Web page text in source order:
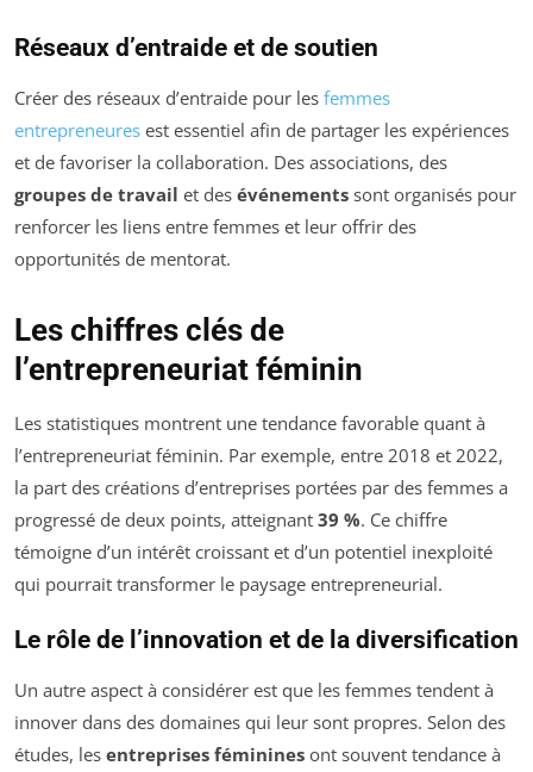
Réseaux d’entraide et de soutien
Créer des réseaux d’entraide pour les femmes
entrepreneures est essentiel afin de partager les expériences
et de favoriser la collaboration. Des associations, des
groupes de travail et des événements sont organisés pour
renforcer les liens entre femmes et leur offrir des
opportunités de mentorat.
Les chiffres clés de
l’entrepreneuriat féminin
Les statistiques montrent une tendance favorable quant à
l’entrepreneuriat féminin. Par exemple, entre 2018 et 2022,
la part des créations d’entreprises portées par des femmes a
progressé de deux points, atteignant 39 %. Ce chiffre
témoigne d’un intérêt croissant et d’un potentiel inexploité
qui pourrait transformer le paysage entrepreneurial.
Le rôle de l’innovation et de la diversification
Un autre aspect à considérer est que les femmes tendent à
innover dans des domaines qui leur sont propres. Selon des
études, les entreprises féminines ont souvent tendance à